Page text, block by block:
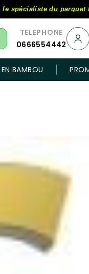
du parquet bambou
TELEPHONE
0666554442
EN BAMBOU